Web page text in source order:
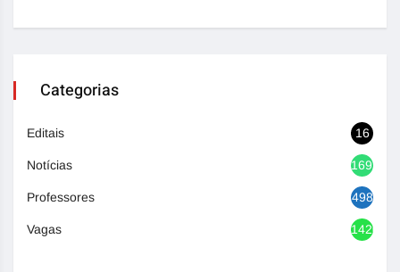
Categorias
Editais 16
Notícias 1692
Professores 498
Vagas 1420